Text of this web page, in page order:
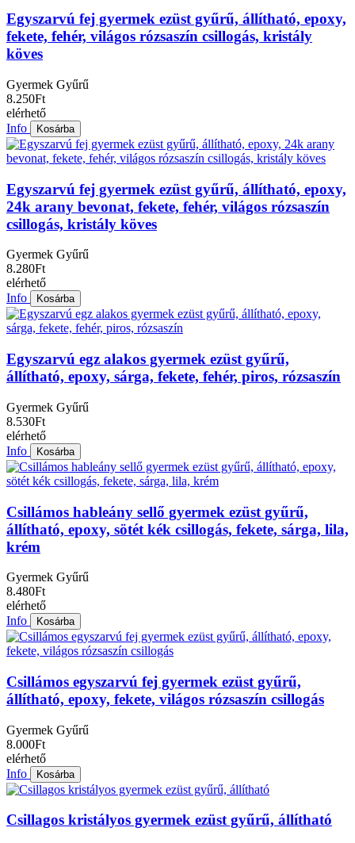
Egyszarvú fej gyermek ezüst gyűrű, állítható, epoxy,
fekete, fehér, világos rózsaszín csillogás, kristály
köves
Gyermek Gyűrű
8.250Ft
elérhető
Info
Kosárba
Egyszarvú fej gyermek ezüst gyűrű, állítható, epoxy,
24k arany bevonat, fekete, fehér, világos rózsaszín
csillogás, kristály köves
Gyermek Gyűrű
8.280Ft
elérhető
Info
Kosárba
Egyszarvú egz alakos gyermek ezüst gyűrű,
állítható, epoxy, sárga, fekete, fehér, piros, rózsaszín
Gyermek Gyűrű
8.530Ft
elérhető
Info
Kosárba
Csillámos hableány sellő gyermek ezüst gyűrű,
állítható, epoxy, sötét kék csillogás, fekete, sárga, lila,
krém
Gyermek Gyűrű
8.480Ft
elérhető
Info
Kosárba
Csillámos egyszarvú fej gyermek ezüst gyűrű,
állítható, epoxy, fekete, világos rózsaszín csillogás
Gyermek Gyűrű
8.000Ft
elérhető
Info
Kosárba
Csillagos kristályos gyermek ezüst gyűrű, állítható